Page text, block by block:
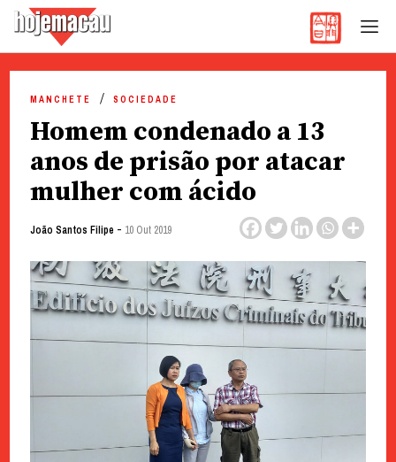
content
MANCHETE SOCIEDADE
Homem condenado a 13
anos de prisão por atacar
mulher com ácido
João Santos Filipe - 10 Out 2019